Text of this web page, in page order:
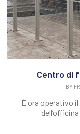
Centro di
BY
È ora operativo